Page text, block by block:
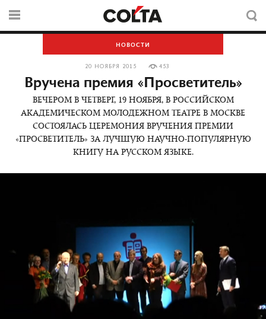
НОВОСТИ
20 НОЯБРЯ 2015 453
Вручена премия «Просветитель»
ВЕЧЕРОМ В ЧЕТВЕРГ, 19 НОЯБРЯ, В РОССИЙСКОМ
АКАДЕМИЧЕСКОМ МОЛОДЕЖНОМ ТЕАТРЕ В МОСКВЕ
СОСТОЯЛАСЬ ЦЕРЕМОНИЯ ВРУЧЕНИЯ ПРЕМИИ
«ПРОСВЕТИТЕЛЬ» ЗА ЛУЧШУЮ НАУЧНО-ПОПУЛЯРНУЮ
КНИГУ НА РУССКОМ ЯЗЫКЕ.